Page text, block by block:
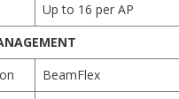
Up to 16 per AP
BeamFlex